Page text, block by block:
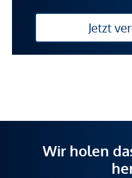
Jetzt
Wir holen